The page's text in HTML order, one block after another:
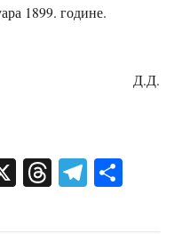
1899. године.
Д.Д.
X Threads